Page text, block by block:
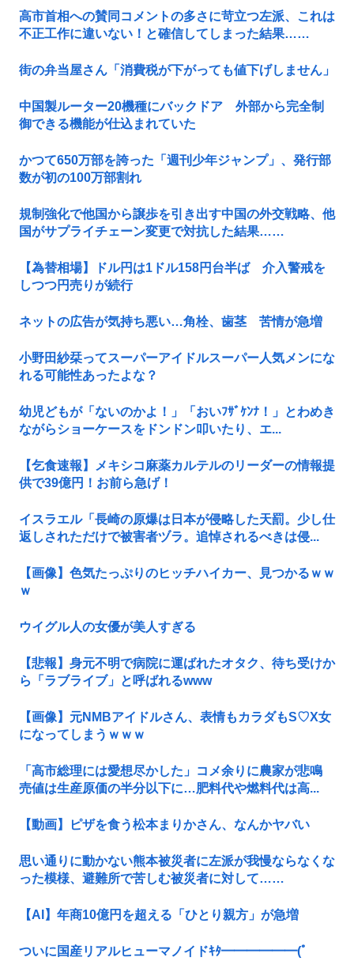
高市首相への賛同コメントの多さに苛立つ左派、これは
不正工作に違いない！と確信してしまった結果……
街の弁当屋さん「消費税が下がっても値下げしません」
中国製ルーター20機種にバックドア 外部から完全制
御できる機能が仕込まれていた
かつて650万部を誇った「週刊少年ジャンプ」、発行部
数が初の100万部割れ
規制強化で他国から譲歩を引き出す中国の外交戦略、他
国がサプライチェーン変更で対抗した結果……
【為替相場】ドル円は1ドル158円台半ば 介入警戒を
しつつ円売りが続行
ネットの広告が気持ち悪い…角栓、歯茎 苦情が急増
小野田紗栞ってスーパーアイドルスーパー人気メンにな
れる可能性あったよな？
幼児どもが「ないのかよ！」「おいﾌｻﾞｹﾝﾅ！」とわめき
ながらショーケースをドンドン叩いたり、エ...
【乞食速報】メキシコ麻薬カルテルのリーダーの情報提
供で39億円！お前ら急げ！
イスラエル「長崎の原爆は日本が侵略した天罰。少し仕
返しされただけで被害者ヅラ。追悼されるべきは侵...
【画像】色気たっぷりのヒッチハイカー、見つかるｗｗ
ｗ
ウイグル人の女優が美人すぎる
【悲報】身元不明で病院に運ばれたオタク、待ち受けか
ら「ラブライブ」と呼ばれるwww
【画像】元NMBアイドルさん、表情もカラダもS♡X女
になってしまうｗｗｗ
「高市総理には愛想尽かした」コメ余りに農家が悲鳴
売値は生産原価の半分以下に…肥料代や燃料代は高...
【動画】ピザを食う松本まりかさん、なんかヤバい
思い通りに動かない熊本被災者に左派が我慢ならなくな
った模様、避難所で苦しむ被災者に対して……
【AI】年商10億円を超える「ひとり親方」が急増
ついに国産リアルヒューマノイドｷﾀ━━━━━━(ﾟ